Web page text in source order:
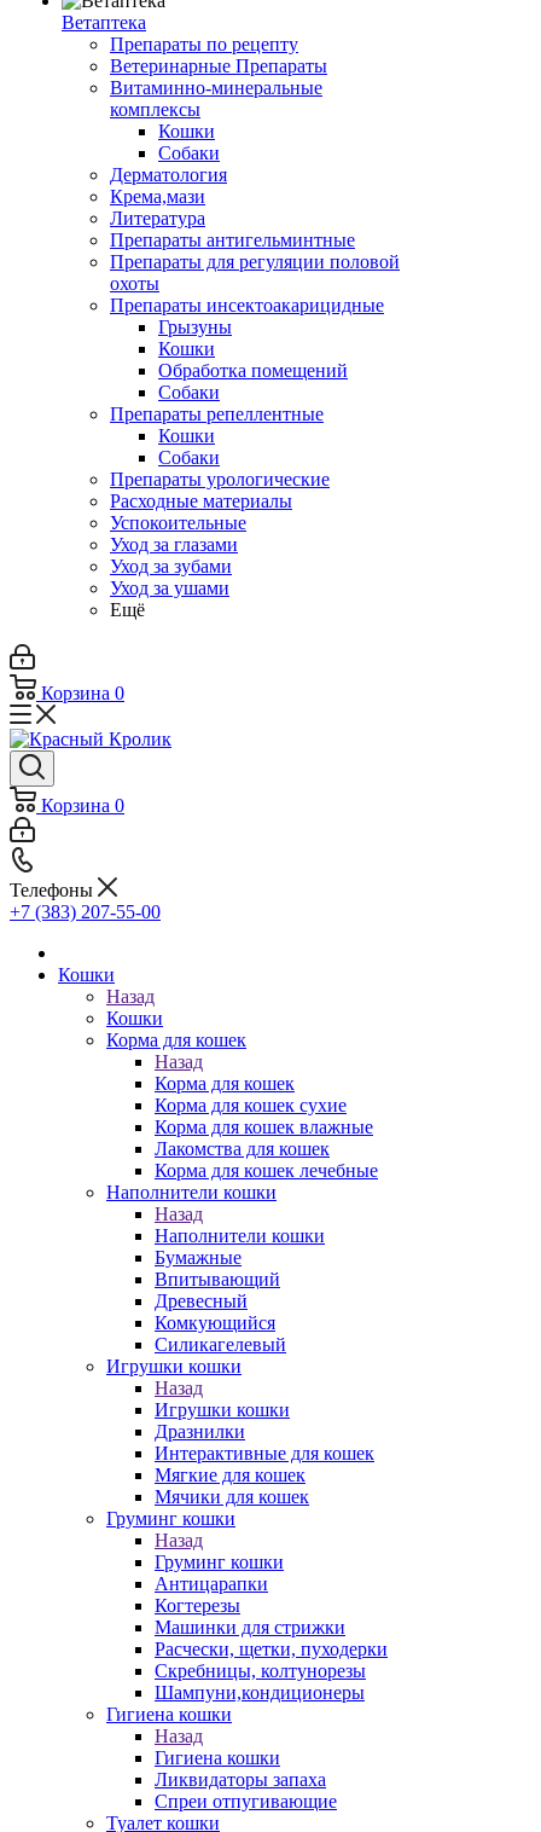
Ветаптека
Препараты по рецепту
Ветеринарные Препараты
Витаминно-минеральные
комплексы
Кошки
Собаки
Дерматология
Крема,мази
Литература
Препараты антигельминтные
Препараты для регуляции половой
охоты
Препараты инсектоакарицидные
Грызуны
Кошки
Обработка помещений
Собаки
Препараты репеллентные
Кошки
Собаки
Препараты урологические
Расходные материалы
Успокоительные
Уход за глазами
Уход за зубами
Уход за ушами
Ещё
Корзина 0
Корзина 0
Телефоны
+7 (383) 207-55-00
Кошки
Назад
Кошки
Корма для кошек
Назад
Корма для кошек
Корма для кошек сухие
Корма для кошек влажные
Лакомства для кошек
Корма для кошек лечебные
Наполнители кошки
Назад
Наполнители кошки
Бумажные
Впитывающий
Древесный
Комкующийся
Силикагелевый
Игрушки кошки
Назад
Игрушки кошки
Дразнилки
Интерактивные для кошек
Мягкие для кошек
Мячики для кошек
Груминг кошки
Назад
Груминг кошки
Антицарапки
Когтерезы
Машинки для стрижки
Расчески, щетки, пуходерки
Скребницы, колтунорезы
Шампуни,кондиционеры
Гигиена кошки
Назад
Гигиена кошки
Ликвидаторы запаха
Спреи отпугивающие
Туалет кошки